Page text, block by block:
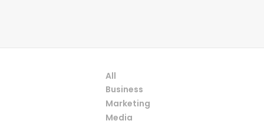
All
Business
Marketing
Media